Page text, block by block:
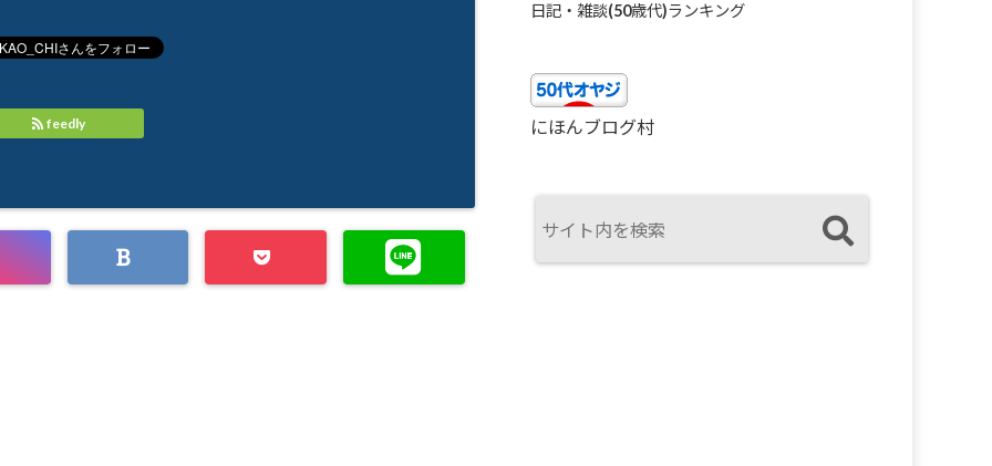
feedly
日記・雑談(50歳代)ランキング
にほんブログ村